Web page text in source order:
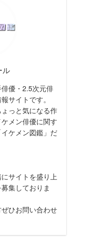
ル
俳優・2.5次元俳
サイトです。
っと気になる作
メン俳優に関す
ケメン図鑑」だ
サイトを盛り上
集しておりま
ひお問い合わせ